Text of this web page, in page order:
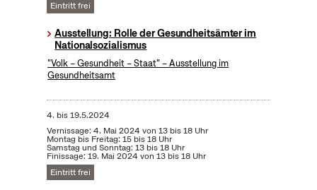
Eintritt frei
Ausstellung: Rolle der Gesundheitsämter im
Nationalsozialismus
"Volk – Gesundheit – Staat" – Ausstellung im
Gesundheitsamt
4. bis19.5.2024
Vernissage: 4. Mai 2024 von 13 bis 18 Uhr
Montag bis Freitag: 15 bis 18 Uhr
Samstag und Sonntag: 13 bis 18 Uhr
Finissage: 19. Mai 2024 von 13 bis 18 Uhr
Eintritt frei